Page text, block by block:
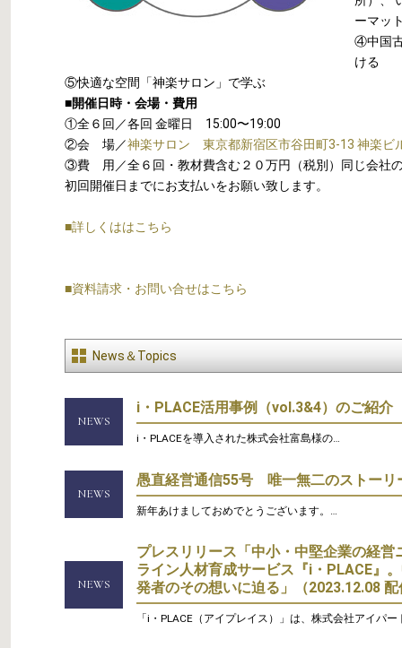
ーマッ
④中国
ける
⑤快適な空間「神楽サロン」で学ぶ
■開催日時・会場・費用
①全６回／各回 金曜日 15:00〜19:00
②会 場／神楽サロン 東京都新宿区市谷田町3-13 神楽ビ
③費 用／全６回・教材費含む２０万円（税別）同じ会社
初回開催日までにお支払いをお願い致します。
■詳しくははこちら
■資料請求・お問い合せはこちら
News＆Topics
NEWS
i・PLACE活用事例（vol.3&4）のご紹介
i・PLACEを導入された株式会社富島様の…
NEWS
愚直経営通信55号 唯一無二のストーリ
新年あけましておめでとうございます。…
NEWS
プレスリリース「中小・中堅企業の経営
ライン人材育成サービス『i・PLACE』
発者のその想いに迫る」（2023.12.08 配
「i・PLACE（アイプレイス）」は、株式会社アイパ